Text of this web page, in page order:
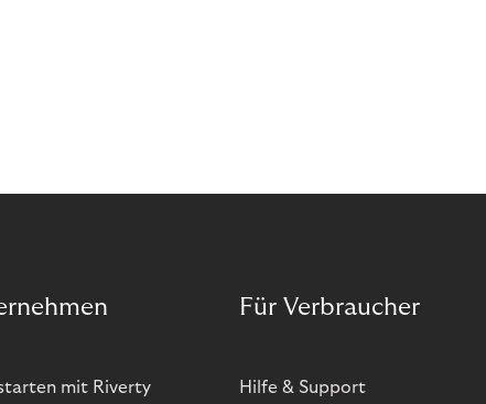
mit Riverty
Für Verbraucher
Hilfe & Support